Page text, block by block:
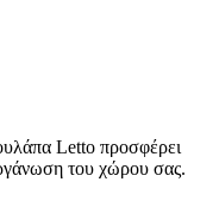
Letto προσφέρει
του χώρου σας.